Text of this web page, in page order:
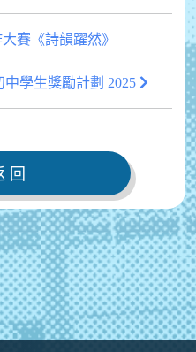
賽《詩韻躍然》
學生獎勵計劃 2025
回